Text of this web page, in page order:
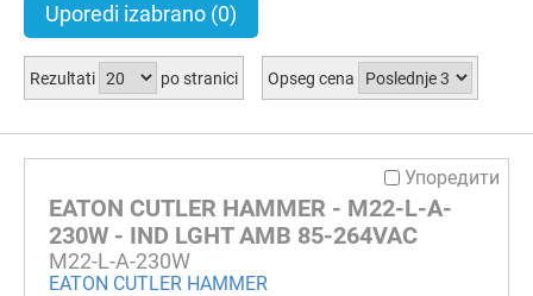
Uporedi izabrano (0)
Rezultati po stranici Opseg cena
Упоредити
EATON CUTLER HAMMER - M22-L-A-
230W - IND LGHT AMB 85-264VAC
M22-L-A-230W
EATON CUTLER HAMMER